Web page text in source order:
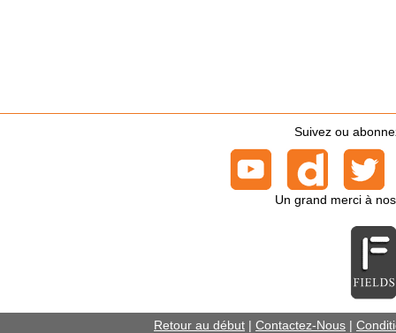
Suivez ou
Un grand merci à
Retour au début | Contactez-Nous |